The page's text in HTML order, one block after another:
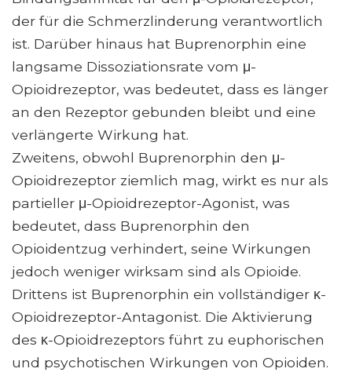
der für die Schmerzlinderung verantwortlich
ist. Darüber hinaus hat Buprenorphin eine
langsame Dissoziationsrate vom μ-
Opioidrezeptor, was bedeutet, dass es länger
an den Rezeptor gebunden bleibt und eine
verlängerte Wirkung hat.
Zweitens, obwohl Buprenorphin den μ-
Opioidrezeptor ziemlich mag, wirkt es nur als
partieller μ-Opioidrezeptor-Agonist, was
bedeutet, dass Buprenorphin den
Opioidentzug verhindert, seine Wirkungen
jedoch weniger wirksam sind als Opioide.
Drittens ist Buprenorphin ein vollständiger κ-
Opioidrezeptor-Antagonist. Die Aktivierung
des κ-Opioidrezeptors führt zu euphorischen
und psychotischen Wirkungen von Opioiden.